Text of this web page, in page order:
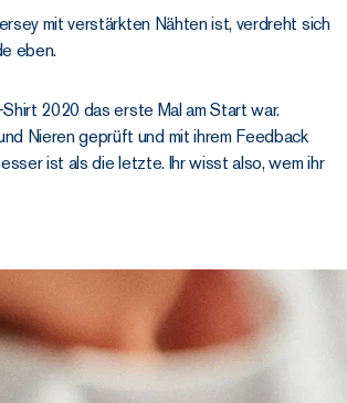
mit verstärkten Nähten ist, verdreht sich
eben.
2020 das erste Mal am Start war.
Nieren geprüft und mit ihrem Feedback
ist als die letzte. Ihr wisst also, wem ihr